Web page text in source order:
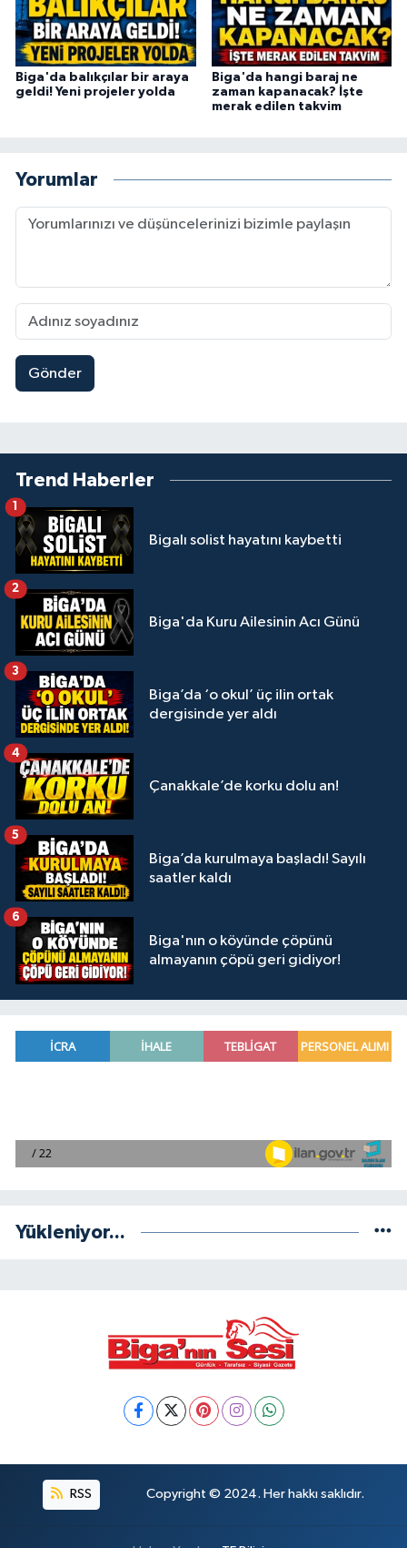
Biga'da balıkçılar bir araya
geldi! Yeni projeler yolda
Biga'da hangi baraj ne
zaman kapanacak? İşte
merak edilen takvim
Yorumlar
Gönder
Trend Haberler
Bigalı solist hayatını kaybetti
1
Biga'da Kuru Ailesinin Acı Günü
2
Biga’da ‘o okul’ üç ilin ortak
dergisinde yer aldı
3
Çanakkale’de korku dolu an!
4
Biga’da kurulmaya başladı! Sayılı
saatler kaldı
5
Biga'nın o köyünde çöpünü
almayanın çöpü geri gidiyor!
6
Yükleniyor...
RSS Copyright © 2024. Her hakkı saklıdır.